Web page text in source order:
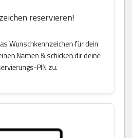
reservieren!
Wunschkennzeichen für dein
Namen & schicken dir deine
PIN zu.